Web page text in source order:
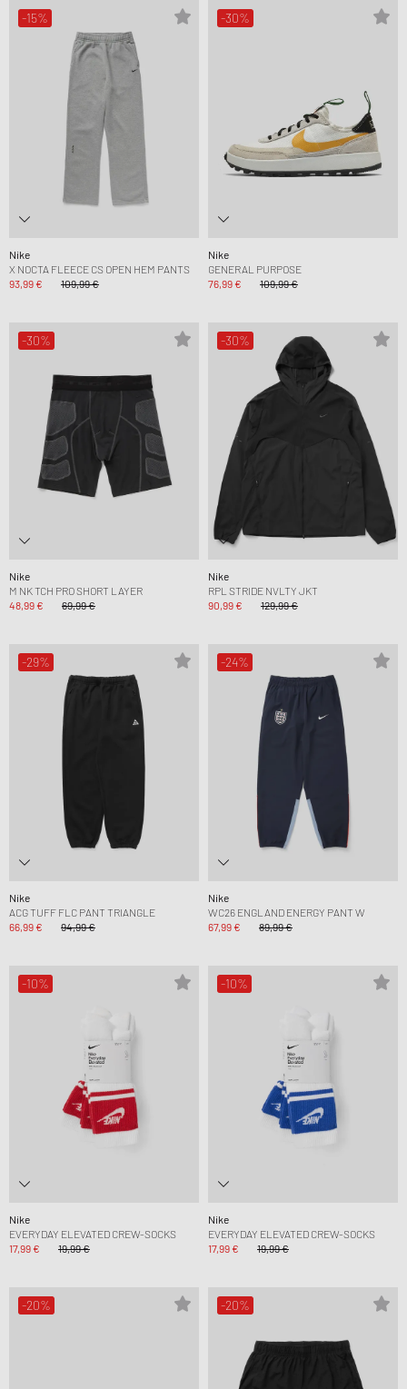
-15%
Nike
X NOCTA FLEECE CS OPEN HEM PANTS
93,99 €
109,99 €
-30%
Nike
GENERAL PURPOSE
76,99 €
109,99 €
-30%
Nike
M NK TCH PRO SHORT LAYER
48,99 €
69,99 €
-30%
Nike
RPL STRIDE NVLTY JKT
90,99 €
129,99 €
-29%
Nike
ACG TUFF FLC PANT TRIANGLE
66,99 €
94,99 €
-24%
Nike
WC26 ENGLAND ENERGY PANT W
67,99 €
89,99 €
-10%
Nike
EVERYDAY ELEVATED CREW-SOCKS
17,99 €
19,99 €
-10%
Nike
EVERYDAY ELEVATED CREW-SOCKS
17,99 €
19,99 €
-20% -20%